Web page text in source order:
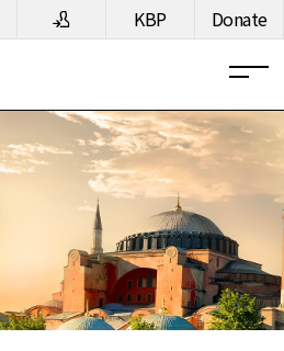
메뉴 건너뛰기 KBP Donate